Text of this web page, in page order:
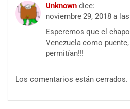
Unknown dice:
noviembre 29, 2018 a
Esperemos que el
Venezuela como
permitían!!!
Los comentarios están cerrados.